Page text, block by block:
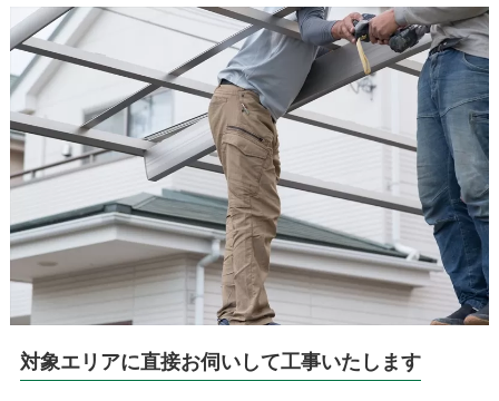
対象エリアに直接お伺いして工事いたします